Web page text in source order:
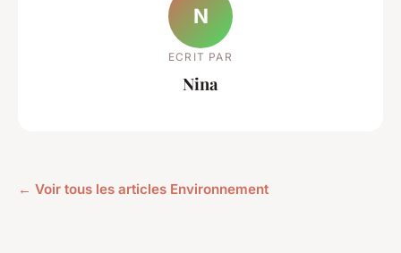
N
ECRIT PAR
Nina
← Voir tous les articles Environnement